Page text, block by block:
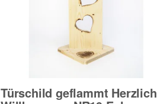
Türschild geflammt Herzlich